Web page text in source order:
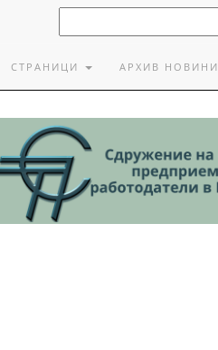
СТРАНИЦИ АРХИВ НОВИНИ